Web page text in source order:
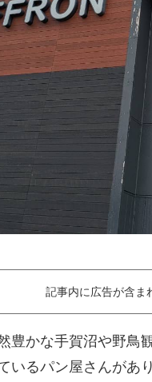
記事内に広告が含ま
豊かな手賀沼や野鳥
いるパン屋さんがあ